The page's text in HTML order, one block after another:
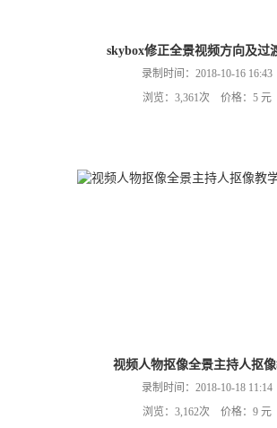
skybox修正全景视频方向及过
录制时间：2018-10-16 16:43
浏览：3,361次 价格：5 元
视频人物抠像全景主持人抠
录制时间：2018-10-18 11:14
浏览：3,162次 价格：9 元